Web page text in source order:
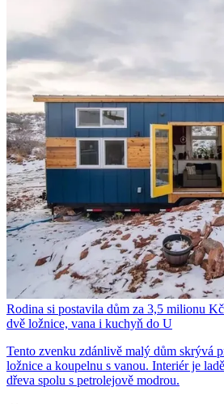
Rodina si postavila dům za 3,5 milionu
dvě ložnice, vana i kuchyň do U
Tento zvenku zdánlivě malý dům skrývá
ložnice a koupelnu s vanou. Interiér je
dřeva spolu s petrolejově modrou.